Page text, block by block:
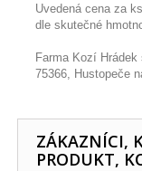
Uvedená cena za
dle skutečné
Farma Kozí Hrádek
75366, Hustopeče
ZÁKAZNÍCI,
PRODUKT,